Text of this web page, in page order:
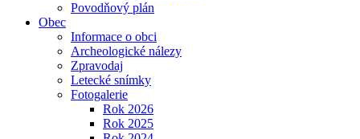
Povodňový plán
Obec
Informace o obci
Archeologické nálezy
Zpravodaj
Letecké snímky
Fotogalerie
Rok 2026
Rok 2025